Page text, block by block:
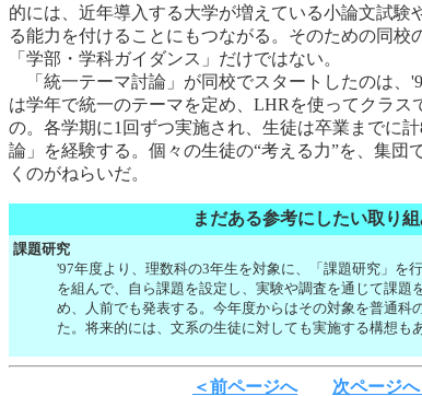
的には、近年導入する大学が増えている小論文試験
る能力を付けることにもつながる。そのための同校
「学部・学科ガイダンス」だけではない。
「統一テーマ討論」が同校でスタートしたのは、
は学年で統一のテーマを定め、LHRを使ってクラス
の。各学期に1回ずつ実施され、生徒は卒業までに
論」を経験する。個々の生徒の“考える力”を、集団
くのがねらいだ。
まだある参考にしたい取り
課題研究
'97年度より、理数科の3年生を対象に、「課題研究」を
を組んで、自ら課題を設定し、実験や調査を通じて課題
め、人前でも発表する。今年度からはその対象を普通科
た。将来的には、文系の生徒に対しても実施する構想もあ
＜前ページへ 次ページへ